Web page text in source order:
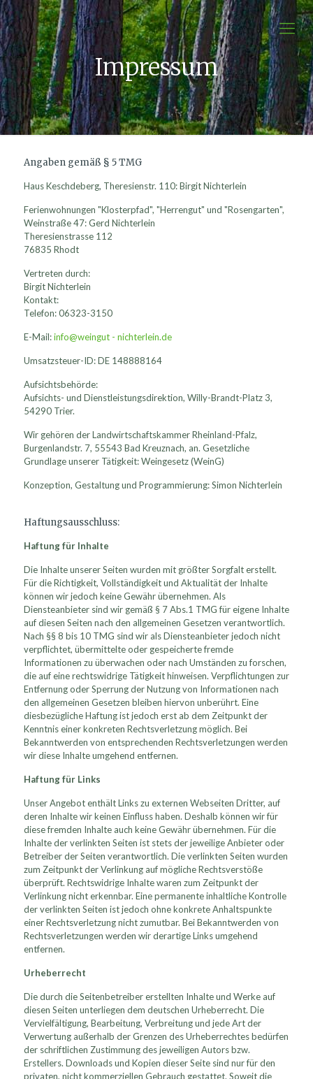
Impressum
Angaben gemäß § 5 TMG
Haus Keschdeberg, Theresienstr. 110: Birgit Nichterlein
Ferienwohnungen "Klosterpfad", "Herrengut" und "Rosengarten",
Weinstraße 47: Gerd Nichterlein
Theresienstrasse 112
76835 Rhodt
Vertreten durch:
Birgit Nichterlein
Kontakt:
Telefon: 06323-3150
E-Mail:info@weingut - nichterlein.de
Umsatzsteuer-ID: DE 148888164
Aufsichtsbehörde:
Aufsichts- und Dienstleistungsdirektion, Willy-Brandt-Platz 3,
54290 Trier.
Wir gehören der Landwirtschaftskammer Rheinland-Pfalz,
Burgenlandstr. 7, 55543 Bad Kreuznach, an. Gesetzliche
Grundlage unserer Tätigkeit: Weingesetz (WeinG)
Konzeption, Gestaltung und Programmierung: Simon Nichterlein
Haftungsausschluss:
Haftung für Inhalte
Die Inhalte unserer Seiten wurden mit größter Sorgfalt erstellt.
Für die Richtigkeit, Vollständigkeit und Aktualität der Inhalte
können wir jedoch keine Gewähr übernehmen. Als
Diensteanbieter sind wir gemäß § 7 Abs.1 TMG für eigene Inhalte
auf diesen Seiten nach den allgemeinen Gesetzen verantwortlich.
Nach §§ 8 bis 10 TMG sind wir als Diensteanbieter jedoch nicht
verpflichtet, übermittelte oder gespeicherte fremde
Informationen zu überwachen oder nach Umständen zu forschen,
die auf eine rechtswidrige Tätigkeit hinweisen. Verpflichtungen zur
Entfernung oder Sperrung der Nutzung von Informationen nach
den allgemeinen Gesetzen bleiben hiervon unberührt. Eine
diesbezügliche Haftung ist jedoch erst ab dem Zeitpunkt der
Kenntnis einer konkreten Rechtsverletzung möglich. Bei
Bekanntwerden von entsprechenden Rechtsverletzungen werden
wir diese Inhalte umgehend entfernen.
Haftung für Links
Unser Angebot enthält Links zu externen Webseiten Dritter, auf
deren Inhalte wir keinen Einfluss haben. Deshalb können wir für
diese fremden Inhalte auch keine Gewähr übernehmen. Für die
Inhalte der verlinkten Seiten ist stets der jeweilige Anbieter oder
Betreiber der Seiten verantwortlich. Die verlinkten Seiten wurden
zum Zeitpunkt der Verlinkung auf mögliche Rechtsverstöße
überprüft. Rechtswidrige Inhalte waren zum Zeitpunkt der
Verlinkung nicht erkennbar. Eine permanente inhaltliche Kontrolle
der verlinkten Seiten ist jedoch ohne konkrete Anhaltspunkte
einer Rechtsverletzung nicht zumutbar. Bei Bekanntwerden von
Rechtsverletzungen werden wir derartige Links umgehend
entfernen.
Urheberrecht
Die durch die Seitenbetreiber erstellten Inhalte und Werke auf
diesen Seiten unterliegen dem deutschen Urheberrecht. Die
Vervielfältigung, Bearbeitung, Verbreitung und jede Art der
Verwertung außerhalb der Grenzen des Urheberrechtes bedürfen
der schriftlichen Zustimmung des jeweiligen Autors bzw.
Erstellers. Downloads und Kopien dieser Seite sind nur für den
privaten, nicht kommerziellen Gebrauch gestattet. Soweit die